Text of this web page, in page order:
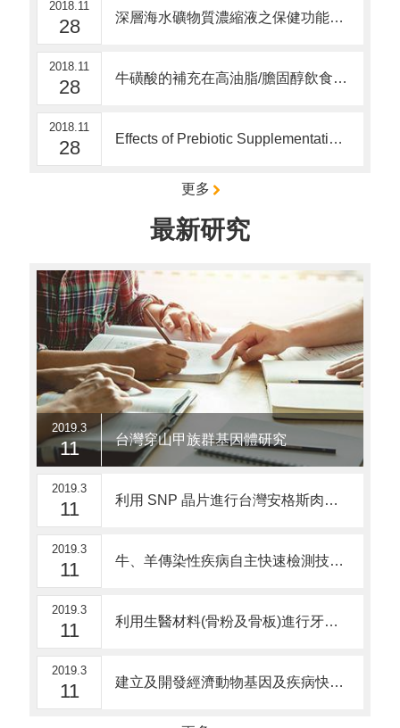
2018.11
28 深層海水礦物質濃縮液之保健功能評估
2018.11
28 牛磺酸的補充在高油脂/膽固醇飲食中對血脂之影響(NSC 96-2622-B-040-002-CC3)
2018.11
28 Effects of Prebiotic Supplementation on Layer Performance and Egg Cholesterol Contents
更多
最新研究
2019.3
11 台灣穿山甲族群基因體研究
2019.3
11 利用 SNP 晶片進行台灣安格斯肉牛屠體性狀基因之分析
2019.3
11 牛、羊傳染性疾病自主快速檢測技術之開發
2019.3
11 利用生醫材料(骨粉及骨板)進行牙齒及脊椎矯正模式之建立
2019.3
11 建立及開發經濟動物基因及疾病快速檢測平臺進行遺傳育種評估